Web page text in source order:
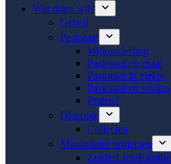
Wat doen wij?
Gebed
Pastoraat
Wijkouderling
Pastoraat op maat
Pastoraat in ziekte
Pastoraat en verlies
Praten?
Diaconie
Collecten
Missionaire projecten
ZuiderLichtFamilie